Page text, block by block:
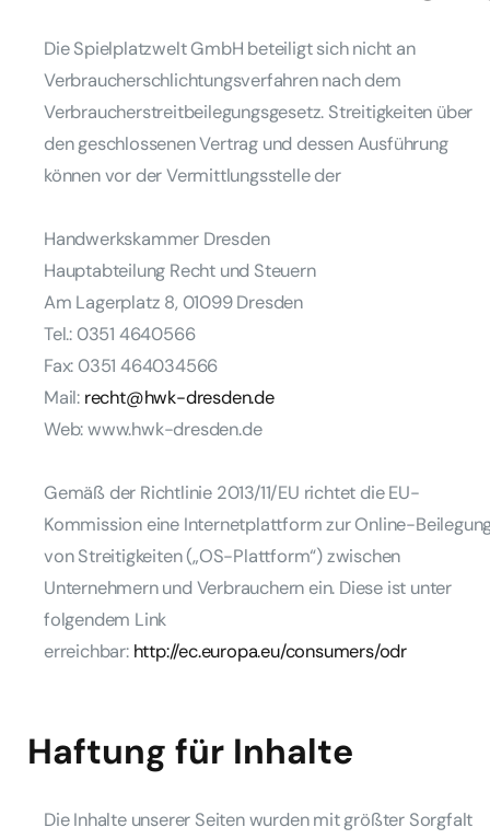
Die Spielplatzwelt GmbH beteiligt sich nicht an
Verbraucherschlichtungsverfahren nach dem
Verbraucherstreitbeilegungsgesetz. Streitigkeiten über
den geschlossenen Vertrag und dessen Ausführung
können vor der Vermittlungsstelle der
Handwerkskammer Dresden
Hauptabteilung Recht und Steuern
Am Lagerplatz 8, 01099 Dresden
Tel.: 0351 4640566
Fax: 0351 464034566
Mail: recht@hwk-dresden.de
Web: www.hwk-dresden.de
Gemäß der Richtlinie 2013/11/EU richtet die EU-
Kommission eine Internetplattform zur Online-
von Streitigkeiten („OS-Plattform“) zwischen
Unternehmern und Verbrauchern ein. Diese ist unter
folgendem Link
erreichbar: http://ec.europa.eu/consumers/odr
Haftung für Inhalte
Die Inhalte unserer Seiten wurden mit größter Sorgfalt